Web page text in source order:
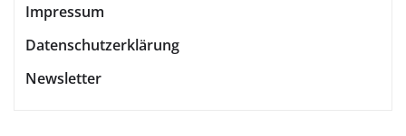
Impressum
Datenschutzerklärung
Newsletter